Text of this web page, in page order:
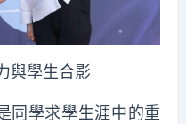
與學生合影
同學求學生涯中的重